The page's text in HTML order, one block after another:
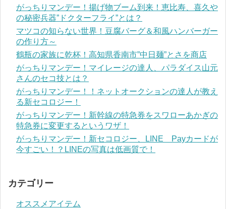
がっちりマンデー！揚げ物ブーム到来！恵比寿、喜久や
の秘密兵器”ドクターフライ”とは？
マツコの知らない世界！豆腐バーグ＆和風ハンバーガー
の作り方～
鶴瓶の家族に乾杯！高知県香南市”中日麺”とさを商店
がっちりマンデー！マイレージの達人、パラダイス山元
さんのセコ技とは？
がっちりマンデー！！ネットオークションの達人が教え
る新セコロジー！
がっちりマンデー！新幹線の特急券をスワローあかぎの
特急券に変更するというワザ！
がっちりマンデー！新セコロジー、LINE Payカードが
今すごい！？LINEの写真は低画質で！
カテゴリー
オススメアイテム